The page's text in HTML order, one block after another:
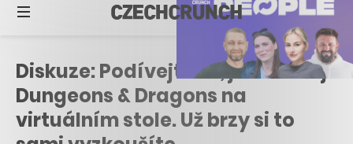
Diskuze: Podívejte se, jak se hrají
Dungeons & Dragons na
virtuálním stole. Už brzy si to